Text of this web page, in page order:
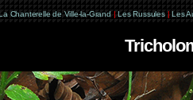
Chanterelle de Ville-la-Grand | Les Russules | Les